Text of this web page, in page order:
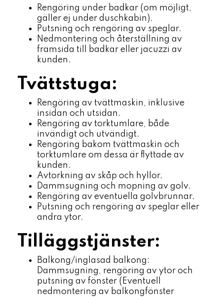
Rengöring under badkar (om möjligt,
gäller ej under duschkabin).
Putsning och rengöring av speglar.
Nedmontering och återställning av
framsida till badkar eller jacuzzi av
kunden.
Tvättstuga:
Rengöring av tvättmaskin, inklusive
insidan och utsidan.
Rengöring av torktumlare, både
invändigt och utvändigt.
Rengöring bakom tvättmaskin och
torktumlare om dessa är flyttade av
kunden.
Avtorkning av skåp och hyllor.
Dammsugning och mopning av golv.
Rengöring av eventuella golvbrunnar.
Putsning och rengöring av speglar eller
andra ytor.
Tilläggstjänster:
Balkong/inglasad balkong:
Dammsugning, rengöring av ytor och
putsning av fönster (Eventuell
nedmontering av balkongfönster